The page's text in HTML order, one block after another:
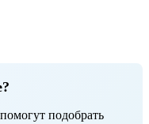
подобрать